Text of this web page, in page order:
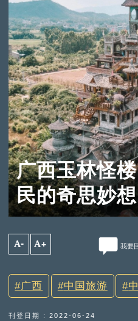
广西玉林怪
民的奇思妙
A- A+ 我要
广西 中国旅游
刊登日期 : 2022-06-24